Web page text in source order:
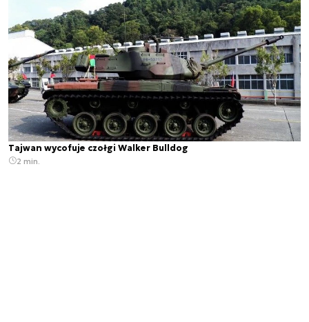
Tajwan wycofuje czołgi Walker Bulldog
2 min.